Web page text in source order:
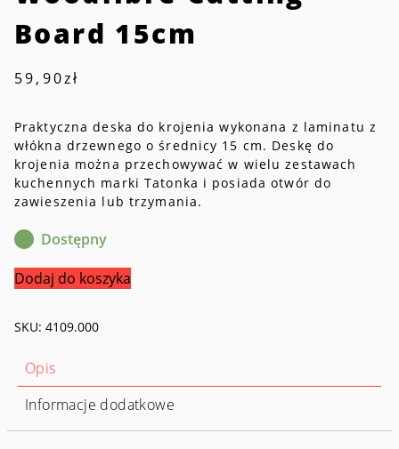
Board 15cm
59,90zł
Praktyczna deska do krojenia wykonana z laminatu z
włókna drzewnego o średnicy 15 cm. Deskę do
krojenia można przechowywać w wielu zestawach
kuchennych marki Tatonka i posiada otwór do
zawieszenia lub trzymania.
Dostępny
ilość
Woodfibre
Board
Dodaj do koszyka
SKU: 4109.000
Opis
Informacje dodatkowe